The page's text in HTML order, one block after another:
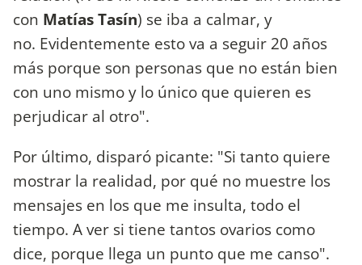
con Matías Tasín) se iba a calmar, y
no. Evidentemente esto va a seguir 20 años
más porque son personas que no están bien
con uno mismo y lo único que quieren es
perjudicar al otro".
Por último, disparó picante: "Si tanto quiere
mostrar la realidad, por qué no muestre los
mensajes en los que me insulta, todo el
tiempo. A ver si tiene tantos ovarios como
dice, porque llega un punto que me canso".